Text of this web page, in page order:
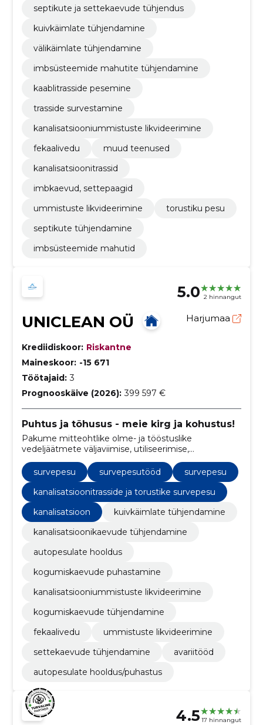
septikute ja settekaevude tühjendus
kuivkäimlate tühjendamine
välikäimlate tühjendamine
imbsüsteemide mahutite tühjendamine
kaablitrasside pesemine
trasside survestamine
kanalisatsiooniummistuste likvideerimine
fekaalivedu
muud teenused
kanalisatsioonitrassid
imbkaevud, settepaagid
ummistuste likvideerimine
torustiku pesu
septikute tühjendamine
imbsüsteemide mahutid
5.0 2 hinnangut
UNICLEAN OÜ Harjumaa
Krediidiskoor: Riskantne
Maineskoor: -15 671
Töötajaid: 3
Prognooskäive (2026): 399 597 €
Puhtus ja tõhusus - meie kirg ja kohustus!
Pakume mitteohtlike olme- ja tööstuslike
vedeljäätmete väljaviimise, utiliseerimise,
ummistuste likvideerimise ning
kanalisatsioonitrasside ja torustike survepesu
spetsialiseeritud teenust.
survepesu survepesutööd
survepesu
kanalisatsioonitrasside ja torustike survepesu
kanalisatsioon
kuivkäimlate tühjendamine
kanalisatsioonikaevude tühjendamine
autopesulate hooldus
kogumiskaevude puhastamine
kanalisatsiooniummistuste likvideerimine
kogumiskaevude tühjendamine
fekaalivedu
ummistuste likvideerimine
settekaevude tühjendamine
avariitööd
autopesulate hooldus/puhastus
4.5 17 hinnangut